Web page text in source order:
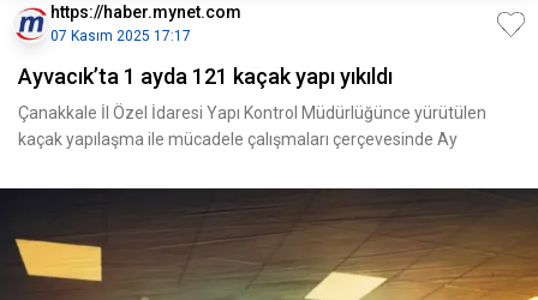
https://haber.mynet.com
07 Kasım 2025 17:17
Ayvacık’ta 1 ayda 121 kaçak yapı yıkıldı
Çanakkale İl Özel İdaresi Yapı Kontrol Müdürlüğünce yürütülen
kaçak yapılaşma ile mücadele çalışmaları çerçevesinde Ay